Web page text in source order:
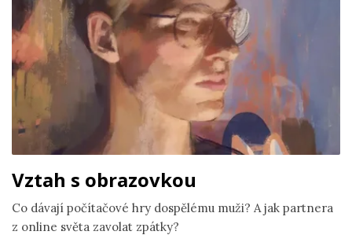
Vztah s obrazovkou
Co dávají počítačové hry dospělému muži? A jak partnera
z online světa zavolat zpátky?